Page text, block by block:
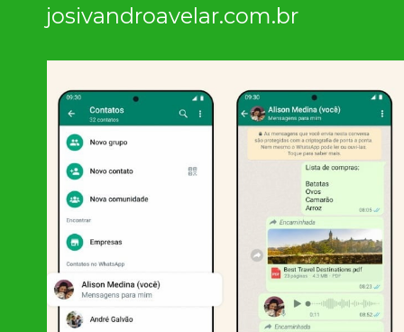
josivandroavelar.com.br